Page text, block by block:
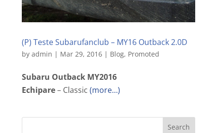
(P) Teste Subarufanclub – MY16 Outback 2.0D
by admin | Mar 29, 2016| Blog, Promoted
Subaru Outback MY2016
Echipare– Classic (more…)